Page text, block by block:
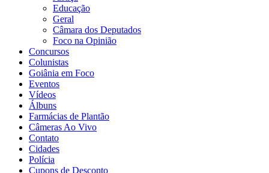
Educação
Geral
Câmara dos Deputados
Foco na Opinião
Concursos
Colunistas
Goiânia em Foco
Eventos
Vídeos
Álbuns
Farmácias de Plantão
Câmeras Ao Vivo
Contato
Cidades
Polícia
Cupons de Desconto